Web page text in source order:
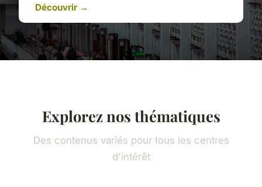
Découvrir →
Explorez nos thématiques
Des contenus variés pour tous les centres
d'intérêt